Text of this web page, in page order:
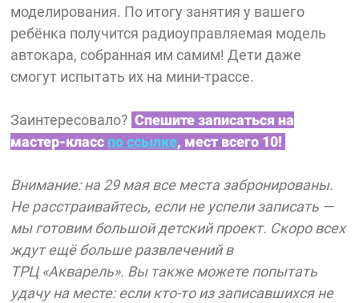
моделирования. По итогу занятия у вашего
ребёнка получится радиоуправляемая модель
автокара, собранная им самим! Дети даже
смогут испытать их на мини-трассе.
Заинтересовало? Спешите записаться на
мастер-класс по ссылке, мест всего 10!
Внимание: на 29 мая все места забронированы.
Не расстраивайтесь, если не успели записать —
мы готовим большой детский проект. Скоро всех
ждут ещё больше развлечений в
ТРЦ«Акварель». Вы также можете попытать
удачу на месте: если кто-то из записавшихся не